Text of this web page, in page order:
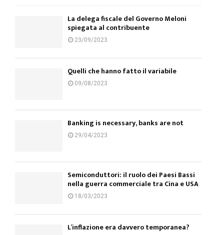
La delega fiscale del Governo Meloni
spiegata al contribuente
23/09/2023
Quelli che hanno fatto il variabile
09/08/2023
Banking is necessary, banks are not
29/04/2023
Semiconduttori: il ruolo dei Paesi Bassi
nella guerra commerciale tra Cina e USA
18/03/2023
L’inflazione era davvero temporanea?